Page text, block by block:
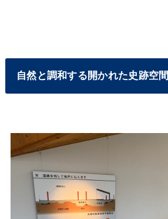
自然と調和する開かれた史跡空間